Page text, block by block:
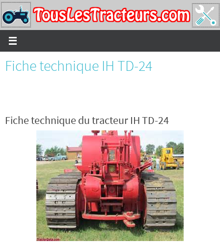
Passer
vers
le
contenu
Fiche technique IH TD-24
Fiche technique du tracteur IH TD-24